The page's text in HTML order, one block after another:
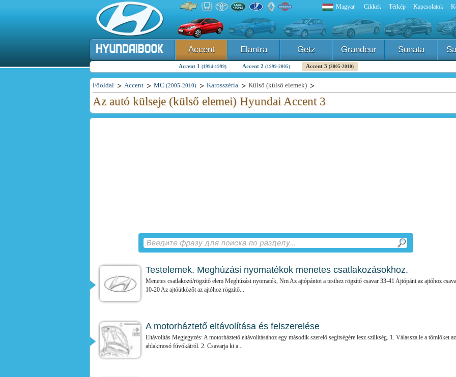
Magyar Cikkek Térkép Kapcsolatok
Accent Elantra Getz Grandeur Sonata
Accent 1 (1994-1999) Accent 2 (1999-2005) Accent 3 (2005-2010)
Főoldal Accent MC (2005-2010) Karosszéria Külső (külső elemek)
Az autó külseje (külső elemei) Hyundai Accent 3
Testelemek. Meghúzási nyomatékok menetes csatlakozásokhoz.
Menetes csatlakozó/rögzítő elem Meghúzási nyomaték, Nm Az ajtópántot a testhez rögzítő csavar 33-41 Ajtópánt az ajtóhoz
10-20 Az ajtóütközőt az ajtóhoz rögzítő...
A motorháztető eltávolítása és felszerelése
Eltávolítás Megjegyzés: A motorháztető eltávolításához egy második szerelő segítségére lesz szükség. 1. Válassza le a tömlőket az
ablakmosó fúvókáiról. 2. Csavarja ki a...